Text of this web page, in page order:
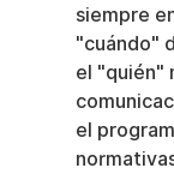
siempre
"cuándo"
el "quién"
el